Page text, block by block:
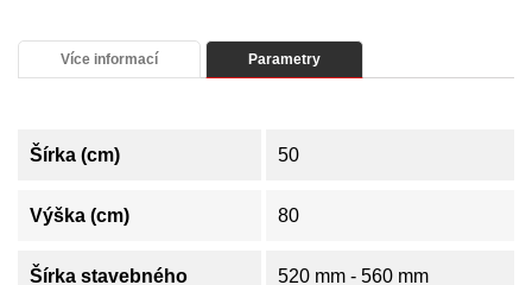
Více informací Parametry
Šírka (cm) 50
Výška (cm) 80
Šírka stavebného 520 mm - 560 mm